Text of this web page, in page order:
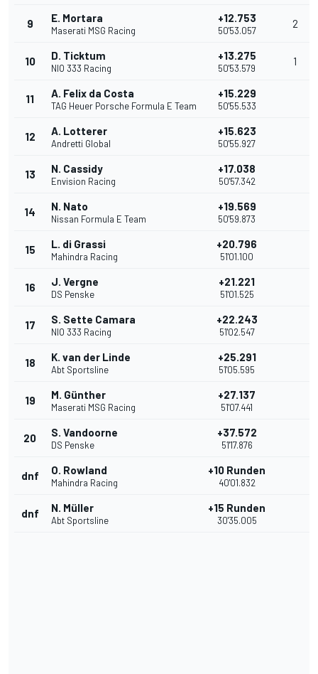
9 E. Mortara
Maserati MSG Racing
+12.753
50'53.057
2
10 D. Ticktum
NIO 333 Racing
+13.275
50'53.579
1
11 A. Felix da Costa
TAG Heuer Porsche Formula E Team
+15.229
50'55.533
12 A. Lotterer
Andretti Global
+15.623
50'55.927
13 N. Cassidy
Envision Racing
+17.038
50'57.342
14 N. Nato
Nissan Formula E Team
+19.569
50'59.873
15 L. di Grassi
Mahindra Racing
+20.796
51'01.100
16 J. Vergne
DS Penske
+21.221
51'01.525
17 S. Sette Camara
NIO 333 Racing
+22.243
51'02.547
18 K. van der Linde
Abt Sportsline
+25.291
51'05.595
19 M. Günther
Maserati MSG Racing
+27.137
51'07.441
20 S. Vandoorne
DS Penske
+37.572
51'17.876
dnf O. Rowland
Mahindra Racing
+10 Runden
40'01.832
dnf N. Müller
Abt Sportsline
+15 Runden
30'35.005